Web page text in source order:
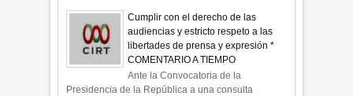
Cumplir con el derecho de las
audiencias y estricto respeto a las
libertades de prensa y expresión *
COMENTARIO A TIEMPO
Ante la Convocatoria de la
Presidencia de la República a una consulta